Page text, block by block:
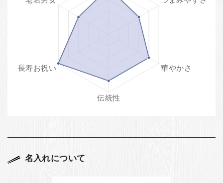
名入れについて